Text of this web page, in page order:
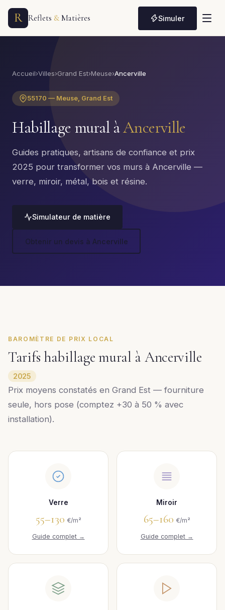
R Reflets &Matières Simuler
Accueil›Villes›Grand Est›Meuse›Ancerville
55170 — Meuse, Grand Est
Habillage mural àAncerville
Guides pratiques, artisans de confiance et prix
2025 pour transformer vos murs à Ancerville —
verre, miroir, métal, bois et résine.
Simulateur de matière
Obtenir un devis à Ancerville
BAROMÈTRE DE PRIX LOCAL
Tarifs habillage mural à Ancerville
2025
Prix moyens constatés en Grand Est — fourniture
seule, hors pose (comptez +30 à 50 % avec
installation).
Verre
55–130 €/m²
Guide complet →
Miroir
65–160 €/m²
Guide complet →